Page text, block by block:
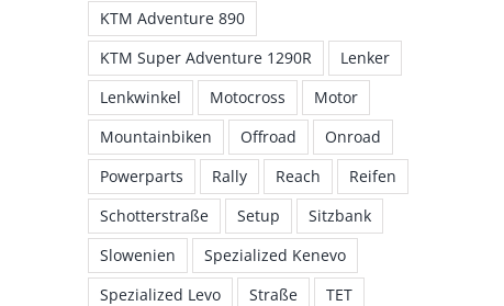
KTM Adventure 890
KTM Super Adventure 1290R
Lenker
Lenkwinkel
Motocross
Motor
Mountainbiken
Offroad
Onroad
Powerparts
Rally Reach
Reifen
Schotterstraße
Setup
Sitzbank
Slowenien
Spezialized Kenevo
Spezialized Levo
Straße
TET